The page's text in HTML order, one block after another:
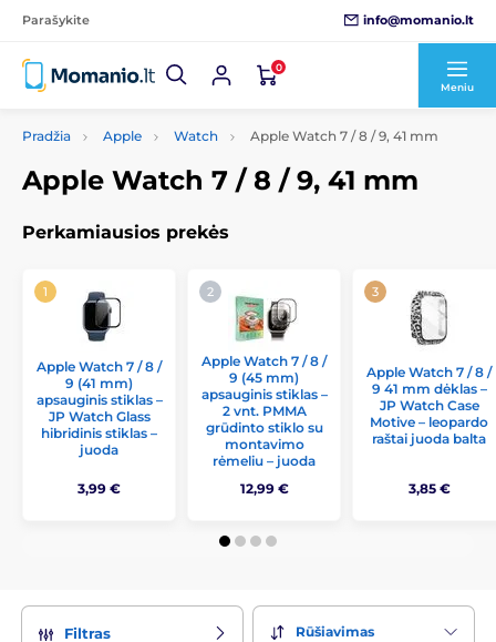
Parašykite info@momanio.lt
0
Meniu
Pradžia Apple Watch Apple Watch 7 / 8 / 9, 41 mm
Apple Watch 7 / 8 / 9, 41 mm
Perkamiausios prekės
Apple Watch 7 / 8 /
9 (41 mm)
apsauginis stiklas –
JP Watch Glass
hibridinis stiklas –
juoda
3,99 €
Apple Watch 7 / 8 /
9 (45 mm)
apsauginis stiklas –
2 vnt. PMMA
grūdinto stiklo su
montavimo
rėmeliu – juoda
12,99 €
Apple Watch 7 / 8 /
9 41 mm dėklas –
JP Watch Case
Motive – leopardo
raštai juoda balta
3,85 €
Filtras Rūšiavimas